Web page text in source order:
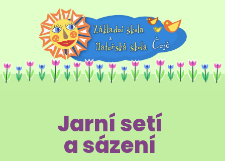
Jarní setí
a sázení